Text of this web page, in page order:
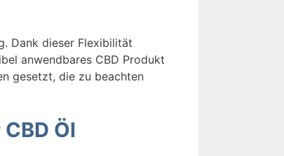
Dank dieser Flexibilität
anwendbares CBD Produkt
gesetzt, die zu beachten
Öl